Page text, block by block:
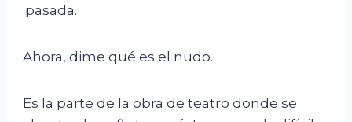
pasada.
Ahora, dime qué es el nudo.
Es la parte de la obra de teatro donde se